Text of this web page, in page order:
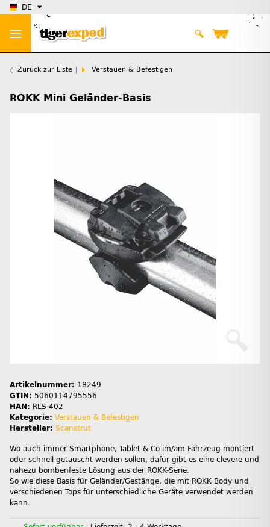
DE
Zurück zur Liste Verstauen & Befestigen
ROKK Mini Geländer-Basis
Artikelnummer: 18249
GTIN: 5060114795556
HAN: RLS-402
Kategorie: Verstauen & Befestigen
Hersteller: Scanstrut
Wo auch immer Smartphone, Tablet & Co im/am Fahrzeug montiert
oder schnell getauscht werden sollen, dafür gibt es eine clevere und
nahezu bombenfeste Lösung aus der ROKK-Serie.
So wie diese Basis für Geländer/Gestänge, die mit ROKK Body und
verschiedenen Tops für unterschiedliche Geräte verwendet werden
kann.